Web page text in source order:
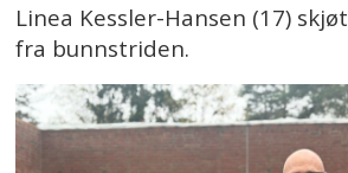
Linea Kessler-Hansen (17)
fra bunnstriden.